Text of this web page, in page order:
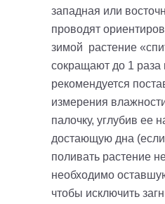
западная или
проводят
зимой растение
сокращают до 1 раза
рекомендуется
измерения
палочку, углубив ее
достающую дна
поливать растение
необходимо
чтобы исключить